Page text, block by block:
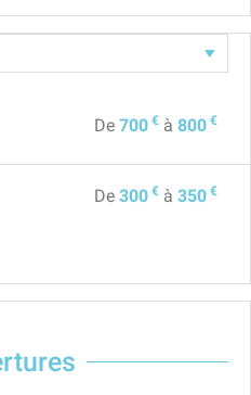
De 700 € à 800 €
De 300 € à 350 €